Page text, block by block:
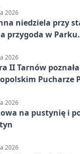
2026
niedziela przy
przygoda w Parku
2026
II Tarnów
Pucharze
2026
na pustynię i
2026